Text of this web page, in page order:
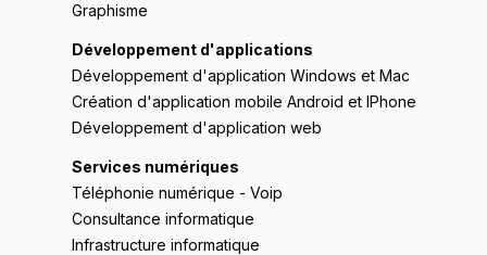
Graphisme
Développement d'applications
Développement d'application Windows et Mac
Création d'application mobile Android et IPhone
Développement d'application web
Services numériques
Téléphonie numérique - Voip
Consultance informatique
Infrastructure informatique